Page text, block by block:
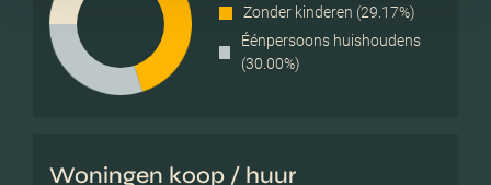
Zonder kinderen (29.17%)
Éénpersoons huishoudens
(30.00%)
Woningen koop / huur